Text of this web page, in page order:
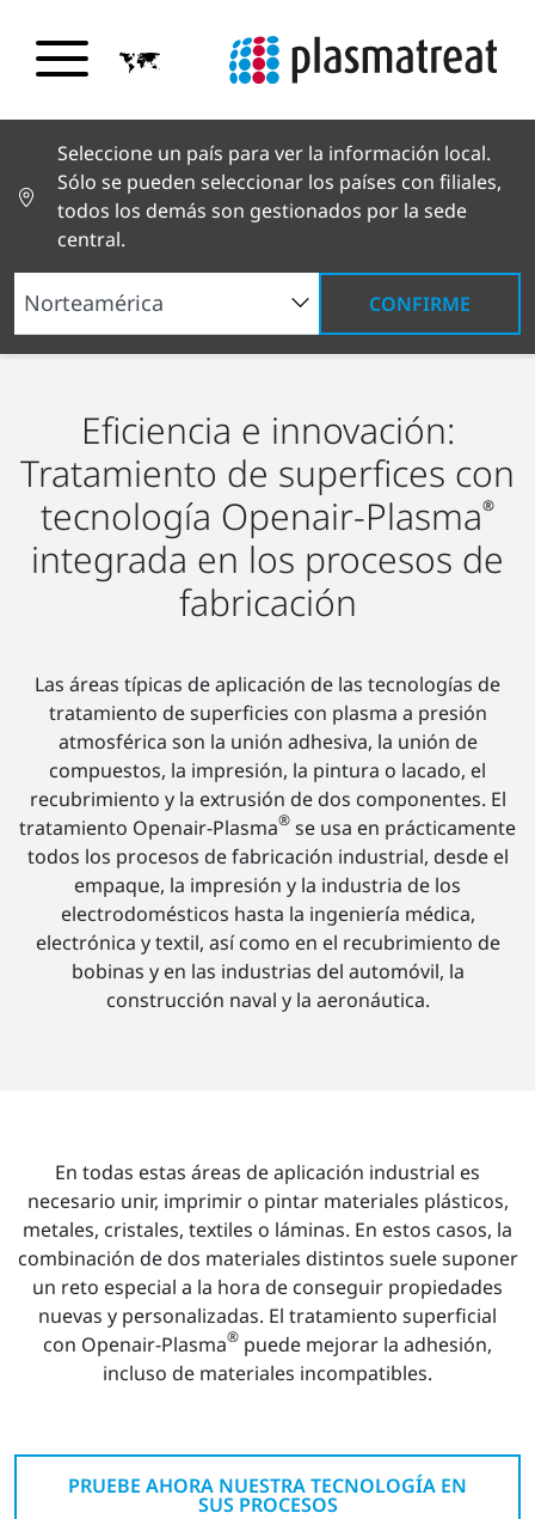
Seleccione un país para ver la información local.
Sólo se pueden seleccionar los países con filiales,
todos los demás son gestionados por la sede
central.
CONFIRME
Soluciones industriales Procesos
Eficiencia e innovación:
Tratamiento de superfices con
tecnología Openair-Plasma®
integrada en los procesos de
fabricación
Las áreas típicas de aplicación de las tecnologías de
tratamiento de superficies con plasma a presión
atmosférica son la unión adhesiva, la unión de
compuestos, la impresión, la pintura o lacado, el
recubrimiento y la extrusión de dos componentes. El
tratamiento Openair-Plasma® se usa en prácticamente
todos los procesos de fabricación industrial, desde el
empaque, la impresión y la industria de los
electrodomésticos hasta la ingeniería médica,
electrónica y textil, así como en el recubrimiento de
bobinas y en las industrias del automóvil, la
construcción naval y la aeronáutica.
En todas estas áreas de aplicación industrial es
necesario unir, imprimir o pintar materiales plásticos,
metales, cristales, textiles o láminas. En estos casos, la
combinación de dos materiales distintos suele suponer
un reto especial a la hora de conseguir propiedades
nuevas y personalizadas. El tratamiento superficial
con Openair-Plasma® puede mejorar la adhesión,
incluso de materiales incompatibles.
PRUEBE AHORA NUESTRA TECNOLOGÍA EN
SUS PROCESOS